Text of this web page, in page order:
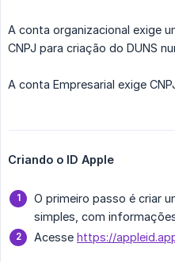
A conta organizacional exige
CNPJ para criação do DUNS
A conta Empresarial exige
Criando o ID Apple
O primeiro passo é criar
simples, com
Acesse https://